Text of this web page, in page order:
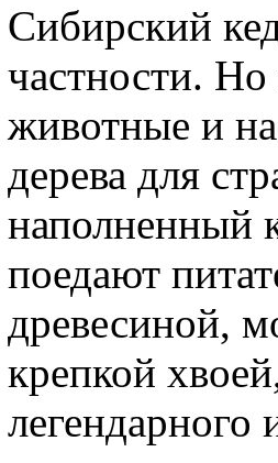
Сибирский
частности. Но
животные и
дерева для
наполненный
поедают
древесиной,
крепкой
легендарного